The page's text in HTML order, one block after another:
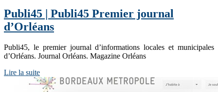
Publi45 | Publi45 Premier journal
d’Orléans
Publi45, le premier journal d’informations locales et municipales
d’Orléans. Journal Orléans. Magazine Orléans
Lire la suite